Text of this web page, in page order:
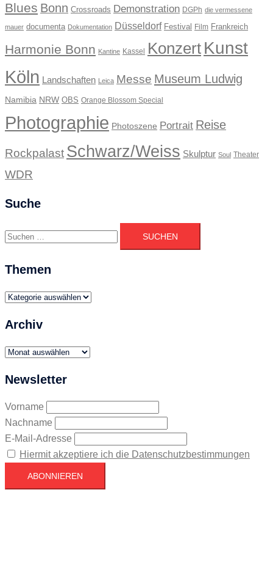
Blues Bonn Crossroads Demonstration DGPh die vermessene
mauer documenta Dokumentation Düsseldorf Festival Film Frankreich
Harmonie Bonn Kantine Kassel Konzert Kunst
Köln Landschaften Leica Messe Museum Ludwig
Namibia NRW OBS Orange Blossom Special
Photographie Photoszene Portrait Reise
Rockpalast Schwarz/Weiss Skulptur Soul Theater
WDR
Suche
Suchen
nach:
Themen
Themen
Archiv
Archiv
Newsletter
Vorname
Nachname
E-Mail-Adresse
Hiermit akzeptiere ich die Datenschutzbestimmungen